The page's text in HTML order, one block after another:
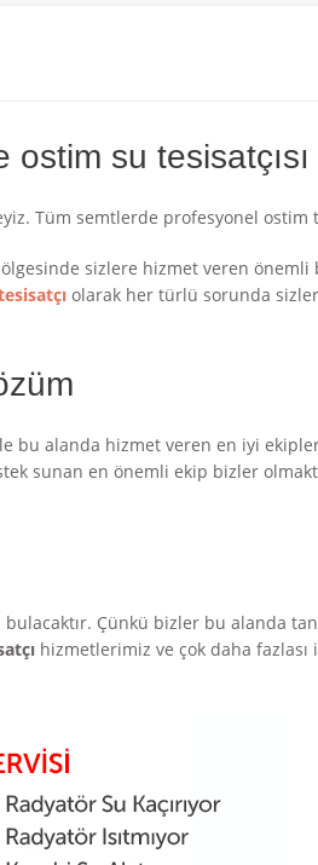
su
Tüm semtlerde profesyonel ostim
bölgesinde sizlere hizmet veren
olarak her türlü sorunda
bu alanda hizmet veren en iyi
sunan en önemli ekip bizler
bulacaktır. Çünkü bizler bu
hizmetlerimiz ve çok daha